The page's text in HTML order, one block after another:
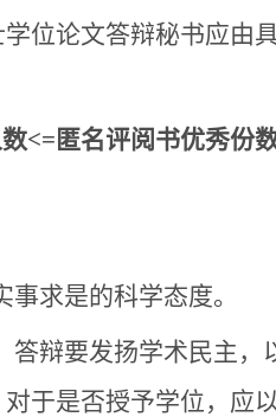
位论文答辩秘书应由
<=匿名评阅书优秀份
求是的科学态度。
辩要发扬学术民主，
于是否授予学位，应